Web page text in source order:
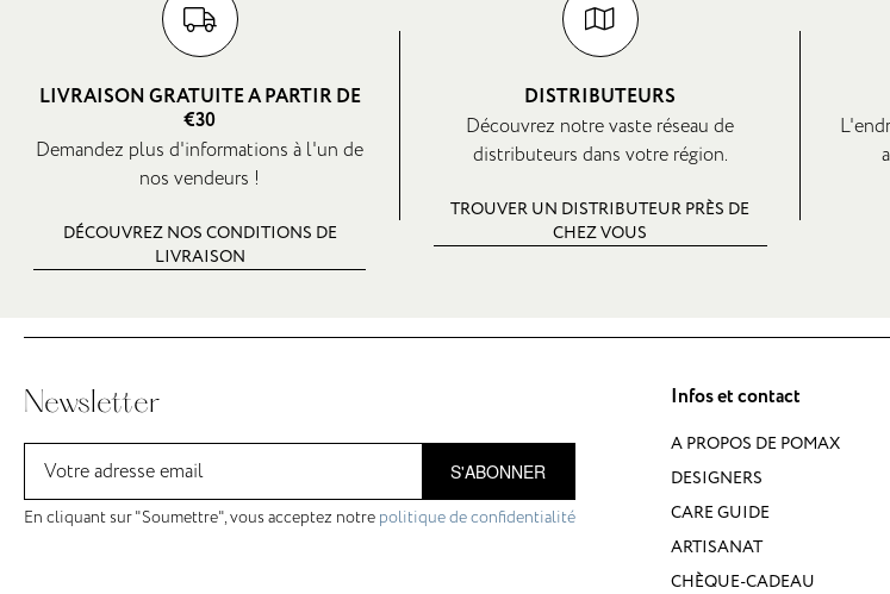
LIVRAISON GRATUITE A PARTIR DE
€30
Demandez plus d'informations à l'un de
nos vendeurs !
DÉCOUVREZ NOS CONDITIONS DE
LIVRAISON
DISTRIBUTEURS
Découvrez notre vaste réseau de
distributeurs dans votre région.
TROUVER UN DISTRIBUTEUR PRÈS DE
CHEZ VOUS
Newsletter
S'ABONNER
En cliquant sur "Soumettre", vous acceptez notre politique de confidentialité
Infos et contact
A PROPOS DE POMAX
DESIGNERS
CARE GUIDE
ARTISANAT
CHÈQUE-CADEAU